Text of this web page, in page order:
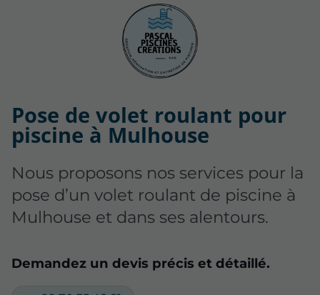
Pose de volet roulant pour
piscine à Mulhouse
Nous proposons nos services pour la
pose d’un volet roulant de piscine à
Mulhouse et dans ses alentours.
Demandez un devis précis et détaillé.